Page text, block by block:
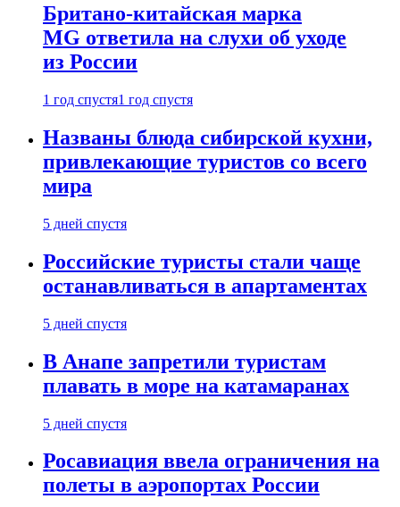
Британо-китайская марка
MG ответила на слухи об уходе
из России
1 год спустя1 год спустя
Названы блюда сибирской кухни,
привлекающие туристов со всего
мира
5 дней спустя
Российские туристы стали чаще
останавливаться в апартаментах
5 дней спустя
В Анапе запретили туристам
плавать в море на катамаранах
5 дней спустя
Росавиация ввела ограничения на
полеты в аэропортах России